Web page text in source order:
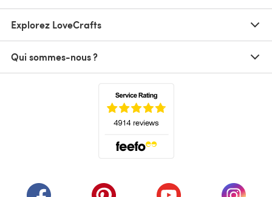
Explorez LoveCrafts
Qui sommes-nous ?
(s'ouvre dans un nouvel onglet)
(s'ouvre dans un nouvel onglet)
(s'ouvre dans un(s'ouvre